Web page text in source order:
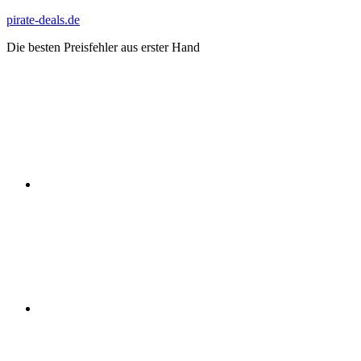
Zum
springen
pirate-deals.de
Die besten Preisfehler aus erster Hand